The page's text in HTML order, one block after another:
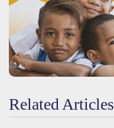
Related Articles